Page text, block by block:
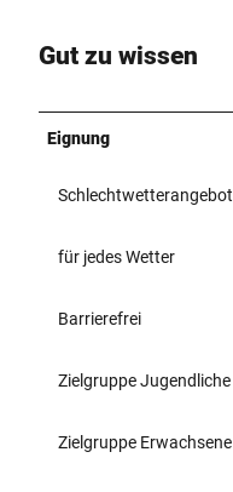
Gut zu wissen
Eignung
Schlechtwetterangebot
für jedes Wetter
Barrierefrei
Zielgruppe Jugendliche
Zielgruppe Erwachsene